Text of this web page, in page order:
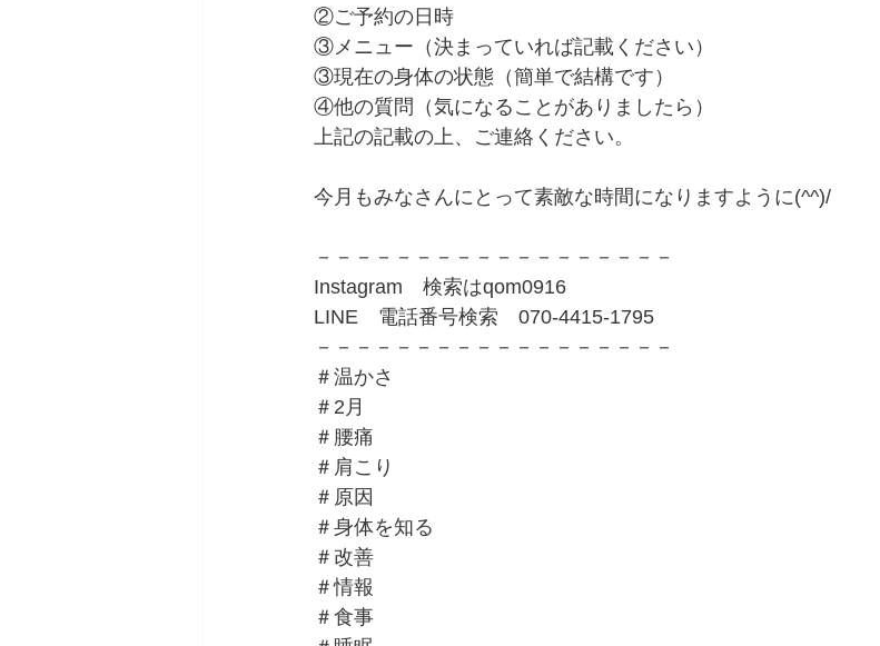
②ご予約の日時
③メニュー（決まっていれば記載ください）
③現在の身体の状態（簡単で結構です）
④他の質問（気になることがありましたら）
上記の記載の上、ご連絡ください。
今月もみなさんにとって素敵な時間になりますように(^^)/
－－－－－－－－－－－－－－－－－－
Instagram　検索はqom0916
LINE　電話番号検索　070-4415-1795
－－－－－－－－－－－－－－－－－－
＃温かさ
＃2月
＃腰痛
＃肩こり
＃原因
＃身体を知る
＃改善
＃情報
＃食事